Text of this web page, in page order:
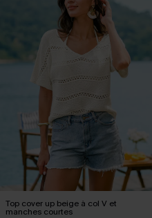
Top cover up beige à col V et
manches courtes